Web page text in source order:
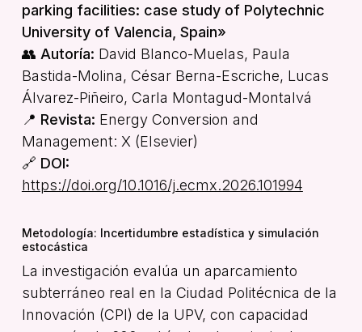
parking facilities: case study of Polytechnic
University of Valencia, Spain»
👥 Autoría: David Blanco-Muelas, Paula
Bastida-Molina, César Berna-Escriche, Lucas
Álvarez-Piñeiro, Carla Montagud-Montalvá
📍 Revista: Energy Conversion and
Management: X (Elsevier)
🔗 DOI:
https://doi.org/10.1016/j.ecmx.2026.101994
Metodología: Incertidumbre estadística y simulación
estocástica
La investigación evalúa un aparcamiento
subterráneo real en la Ciudad Politécnica de la
Innovación (CPI) de la UPV, con capacidad